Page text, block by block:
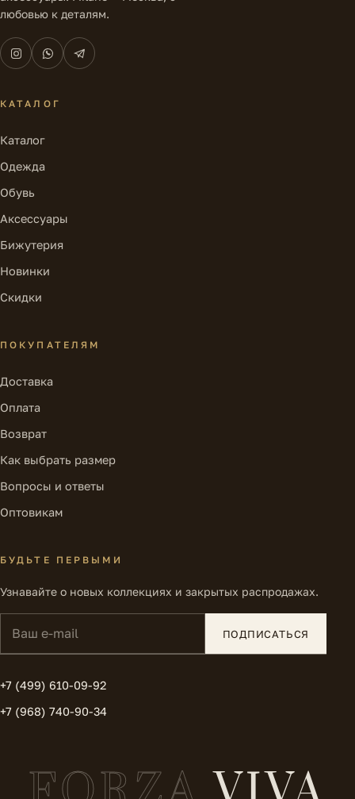
любовью к деталям.
КАТАЛОГ
Каталог
Одежда
Обувь
Аксессуары
Бижутерия
Новинки
Скидки
ПОКУПАТЕЛЯМ
Доставка
Оплата
Возврат
Как выбрать размер
Вопросы и ответы
Оптовикам
БУДЬТЕ ПЕРВЫМИ
Узнавайте о новых коллекциях и закрытых распродажах.
ПОДПИСАТЬСЯ
+7 (499) 610-09-92
+7 (968) 740-90-34